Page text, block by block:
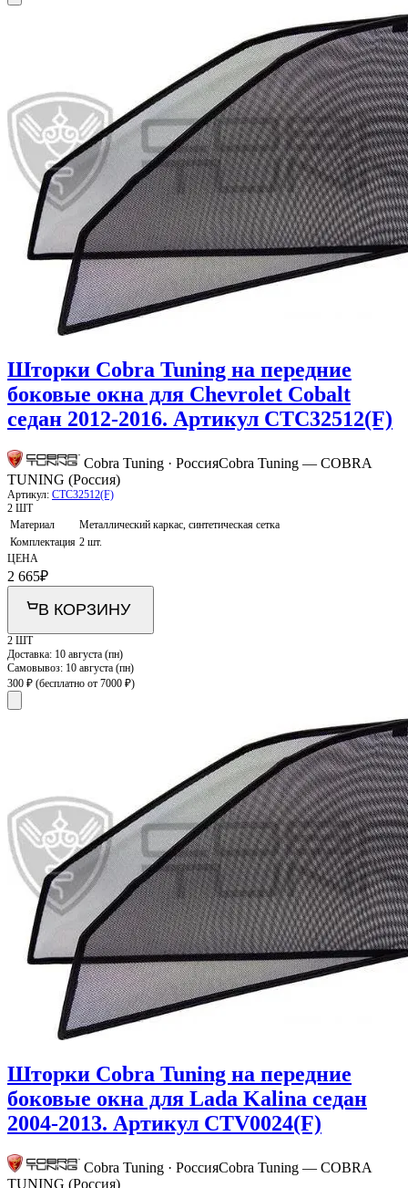
Шторки Cobra Tuning на передние
боковые окна для Chevrolet Cobalt
седан 2012-2016. Артикул CTC32512(F)
Cobra Tuning · РоссияCobra Tuning — COBRA
TUNING (Россия)
Артикул: CTC32512(F)
2 ШТ
Материал
Металлический каркас, синтетическая сетка
Комплектация 2 шт.
ЦЕНА
2 665₽
В КОРЗИНУ
2 ШТ
Доставка: 10 августа (пн)
Самовывоз: 10 августа (пн)
300 ₽ (бесплатно от 7000 ₽)
Шторки Cobra Tuning на передние
боковые окна для Lada Kalina седан
2004-2013. Артикул CTV0024(F)
Cobra Tuning · РоссияCobra Tuning — COBRA
TUNING (Россия)